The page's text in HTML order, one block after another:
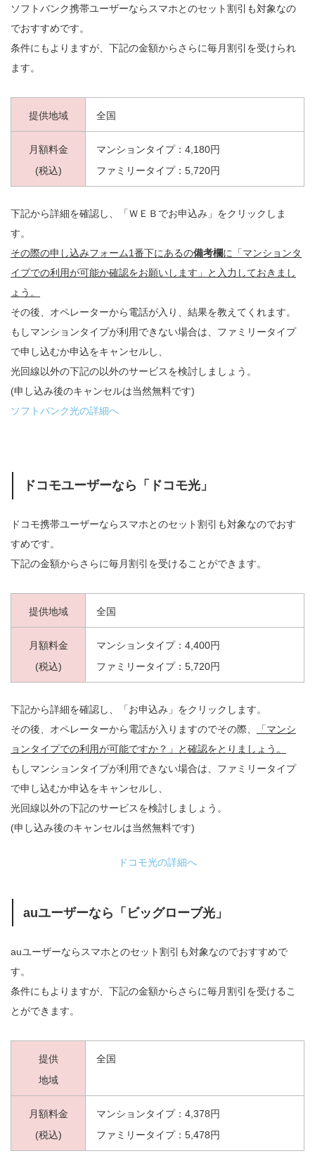
ソフトバンク携帯ユーザーならスマホとのセット割引も対象なの
でおすすめです。
条件にもよりますが、下記の金額からさらに毎月割引を受けられ
ます。
提供地域 全国
月額料金
(税込)
マンションタイプ：4,180円
ファミリータイプ：5,720円
下記から詳細を確認し、「ＷＥＢでお申込み」をクリックしま
す。
その際の申し込みフォーム1番下にあるの備考欄に「マンションタ
イプでの利用が可能か確認をお願いします」と入力しておきまし
ょう。
その後、オペレーターから電話が入り、結果を教えてくれます。
もしマンションタイプが利用できない場合は、ファミリータイプ
で申し込むか申込をキャンセルし、
光回線以外の下記の以外のサービスを検討しましょう。
(申し込み後のキャンセルは当然無料です)
ソフトバンク光の詳細へ
ドコモユーザーなら「ドコモ光」
ドコモ携帯ユーザーならスマホとのセット割引も対象なのでおす
すめです。
下記の金額からさらに毎月割引を受けることができます。
提供地域 全国
月額料金
(税込)
マンションタイプ：4,400円
ファミリータイプ：5,720円
下記から詳細を確認し、「お申込み」をクリックします。
その後、オペレーターから電話が入りますのでその際、
「マンシ
ョンタイプでの利用が可能ですか？」と確認をとりましょう。
もしマンションタイプが利用できない場合は、ファミリータイプ
で申し込むか申込をキャンセルし、
光回線以外の下記のサービスを検討しましょう。
(申し込み後のキャンセルは当然無料です)
ドコモ光の詳細へ
auユーザーなら「ビッグローブ光」
auユーザーならスマホとのセット割引も対象なのでおすすめで
す。
条件にもよりますが、下記の金額からさらに毎月割引を受けるこ
とができます。
提供
地域
全国
月額料金
(税込)
マンションタイプ：4,378円
ファミリータイプ：5,478円